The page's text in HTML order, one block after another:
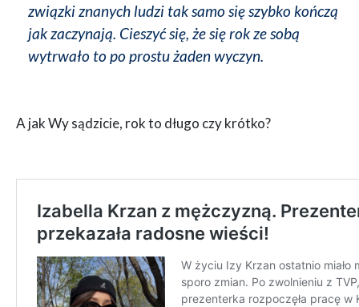
związki znanych ludzi tak samo się szybko kończą
jak zaczynają. Cieszyć się, że się rok ze sobą
wytrwało to po prostu żaden wyczyn.
A jak Wy sądzicie, rok to długo czy krótko?